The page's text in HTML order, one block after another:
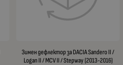
Зимен дефлектор за DACIA Sandero II /
Logan II / MCV II / Stepway (2013-2016)